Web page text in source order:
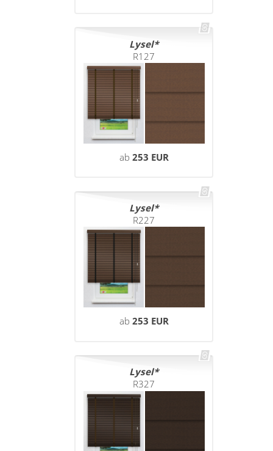
Lysel
R127
ab 253 EUR
Lysel
R227
ab 253 EUR
Lysel
R327